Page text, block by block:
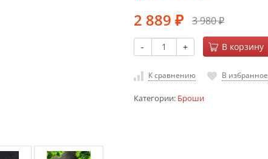
2 889 ₽ 3 980₽
- + В корзину
К сравнению В избранное
Категории: Броши